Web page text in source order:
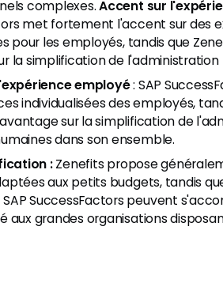
complexes.Accent sur
met fortement l'accent sur des
pour les employés, tandis que
la simplification de l'administration
employé: SAP
individualisées des employés,
sur la simplification de
dans son ensemble.
:Zenefits propose
aux petits budgets, tandis
SuccessFactors peuvent
aux grandes organisations